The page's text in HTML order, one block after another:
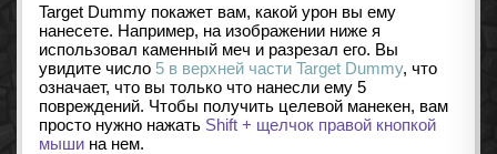
Target Dummy покажет вам, какой урон вы ему
нанесете. Например, на изображении ниже я
использовал каменный меч и разрезал его. Вы
увидите число 5 в верхней части Target Dummy, что
означает, что вы только что нанесли ему 5
повреждений. Чтобы получить целевой манекен, вам
просто нужно нажать Shift + щелчок правой кнопкой
мыши на нем.